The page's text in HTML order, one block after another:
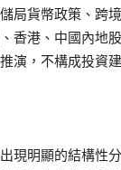
局貨幣政策、跨
香港、中國內地
演，不構成投資建
現明顯的結構性